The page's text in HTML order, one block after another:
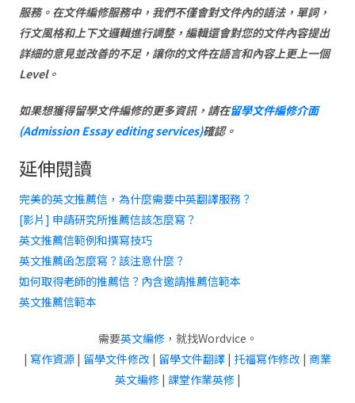
服務。在文件編修服務中，我們不僅會對文件內的語法，單詞，
行文風格和上下文邏輯進行調整，編輯還會對您的文件內容提出
詳細的意見並改善的不足，讓你的文件在語言和內容上更上一個
Level。
如果想獲得留學文件編修的更多資訊，請在留學文件編修介面
(Admission Essay editing services)確認。
延伸閱讀
完美的英文推薦信，為什麼需要中英翻譯服務？
[影片] 申請研究所推薦信該怎麼寫？
英文推薦信範例和撰寫技巧
英文推薦函怎麼寫？該注意什麼？
如何取得老師的推薦信？內含邀請推薦信範本
英文推薦信範本
需要英文編修，就找Wordvice。
| 寫作資源 | 留學文件修改 | 留學文件翻譯 | 托福寫作修改 | 商業
英文編修| 課堂作業英修|